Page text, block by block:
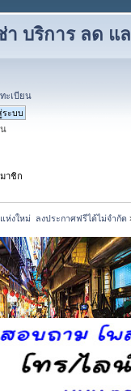
บริการ ลด
ะเบียน
าชิก
งใหม่  ลงประกาศฟรีได้ไม่จำกัด